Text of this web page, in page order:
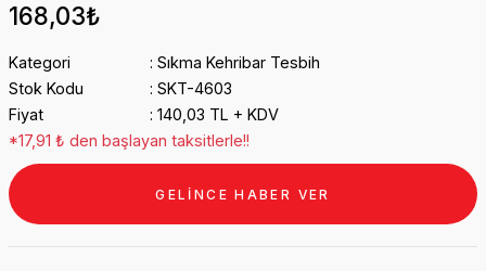
168,03₺
Kategori
Sıkma Kehribar Tesbih
Stok Kodu
SKT-4603
Fiyat
140,03 TL + KDV
*17,91 ₺ den başlayan taksitlerle!!
GELİNCE HABER VER